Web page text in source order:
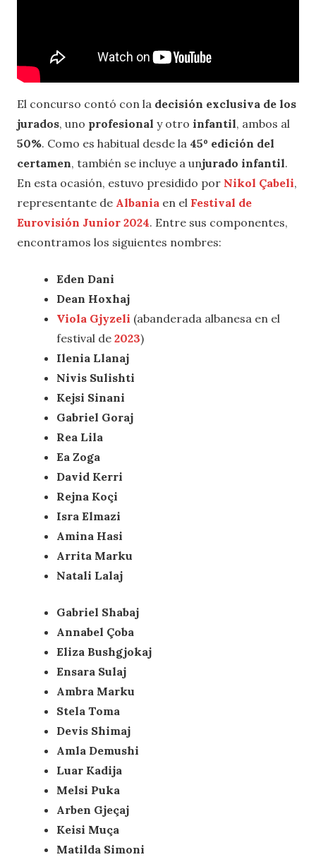
El concurso contó con la decisión exclusiva de los
jurados, uno profesional y otro infantil, ambos al
50%. Como es habitual desde la 45º edición del
certamen, también se incluye a unjurado infantil.
En esta ocasión, estuvo presidido por Nikol Çabeli,
representante de Albania en el Festival de
Eurovisión Junior 2024. Entre sus componentes,
encontramos los siguientes nombres:
Eden Dani
Dean Hoxhaj
Viola Gjyzeli (abanderada albanesa en el
festival de 2023)
Ilenia Llanaj
Nivis Sulishti
Kejsi Sinani
Gabriel Goraj
Rea Lila
Ea Zoga
David Kerri
Rejna Koçi
Isra Elmazi
Amina Hasi
Arrita Marku
Natali Lalaj
Gabriel Shabaj
Annabel Çoba
Eliza Bushgjokaj
Ensara Sulaj
Ambra Marku
Stela Toma
Devis Shimaj
Amla Demushi
Luar Kadija
Melsi Puka
Arben Gjeçaj
Keisi Muça
Matilda Simoni